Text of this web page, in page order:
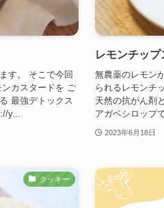
す。 そこで今回
カスタードを ご
最強デトックス
y...
レモンチップ
無農薬のレモン
られるレモンチ
天然の抗がん剤
アガベシロップ
2023年6月18日
クッキー